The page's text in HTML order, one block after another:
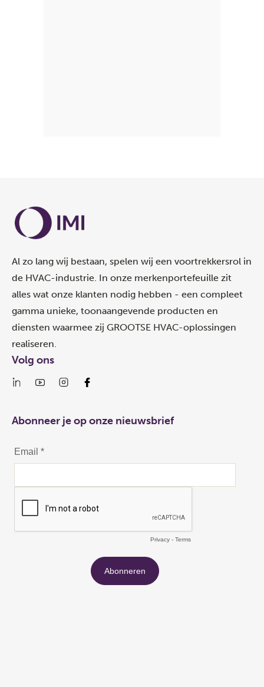
Al zo lang wij bestaan, spelen wij een voortrekkersrol in
de HVAC-industrie. In onze merkenportefeuille zit
alles wat onze klanten nodig hebben - een compleet
gamma unieke, toonaangevende producten en
diensten waarmee zij GROOTSE HVAC-oplossingen
realiseren.
Volg ons
Abonneer je op onze nieuwsbrief